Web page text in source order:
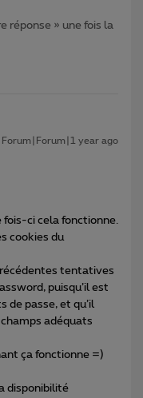
réponse » une fois la
Forum|Forum|1 year ago
ci cela fonctionne.
cookies du
tentatives
puisqu’il est
de passe, et qu’il
adéquats
ça fonctionne =)
disponibilité